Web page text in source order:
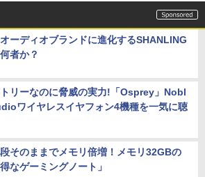
ーディオブランドに進化するSHANLING
者か？
リーなのに脅威の実力!「Osprey」Nobl
ワイヤレスイヤフォン4機種を一気に聴
そのままでメモリ倍増！メモリ32GBの
得なゲーミングノート」